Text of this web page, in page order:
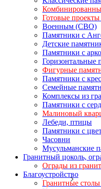
Готовые
Военным (СВО)
Памятники с
Детские
Памятники с
Горизонтальные
Фигурные
Памятники с
Семейные
Комплексы из
Памятники с
Малиновый
Лебеди, птицы
Памятники с
Часовни
Мусульманские
Гранитный цоколь,
Ограды из
Благоустройство
Гранитные